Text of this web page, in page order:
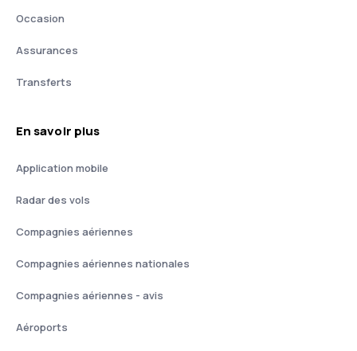
Occasion
Assurances
Transferts
En savoir plus
Application mobile
Radar des vols
Compagnies aériennes
Compagnies aériennes nationales
Compagnies aériennes - avis
Aéroports